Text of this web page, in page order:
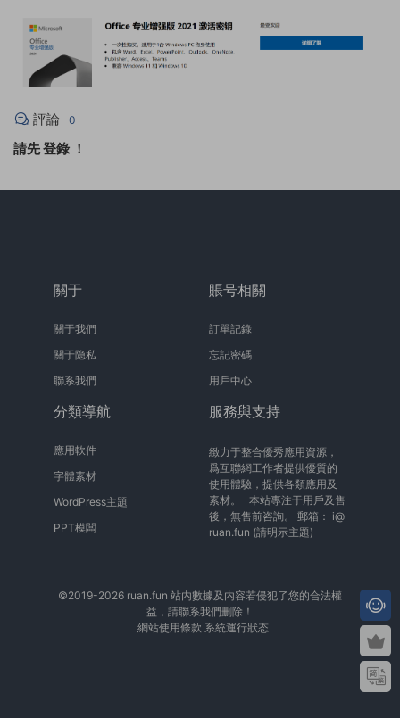
評論 0
請先登錄 ！
關于
關于我們
關于隐私
聯系我們
賬号相關
訂單記錄
忘記密碼
用戶中心
分類導航
應用軟件
字體素材
WordPress主題
PPT模闆
服務與支持
緻力于整合優秀應用資源，
爲互聯網工作者提供優質的
使用體驗，提供各類應用及
素材。 本站專注于用戶及售
後，無售前咨詢。 郵箱： i@
ruan.fun (請明示主題)
©2019-2026 ruan.fun 站内數據及内容若侵犯了您的合法權
益，請聯系我們删除！
網站使用條款 系統運行狀态